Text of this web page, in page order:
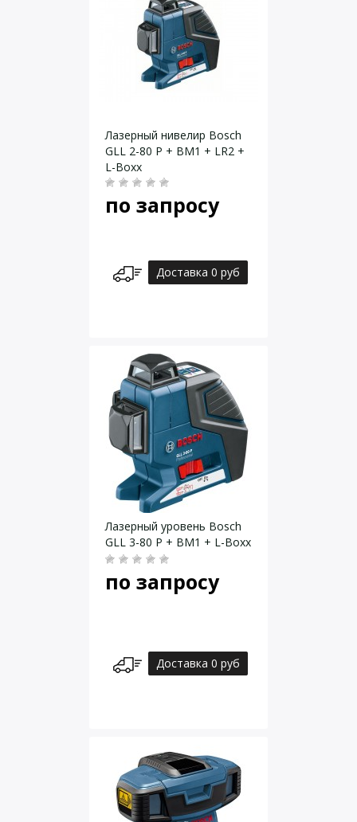
Лазерный нивелир Bosch
GLL 2-80 P + BM1 + LR2 +
L-Boxx
по запросу
Доставка 0 руб
Лазерный уровень Bosch
GLL 3-80 P + BM1 + L-Boxx
по запросу
Доставка 0 руб